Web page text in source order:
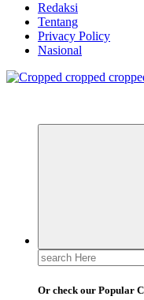
Redaksi
Tentang
Privacy Policy
Nasional
Search
for:
Or check our Popular